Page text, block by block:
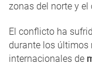
zonas del norte y el
El conflicto ha
durante los últimos
internacionales de